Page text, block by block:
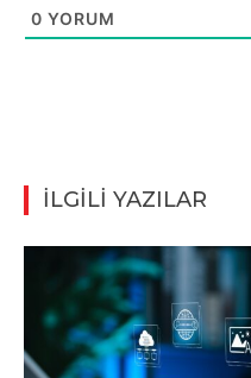
0 YORUM
İLGİLİ YAZILAR